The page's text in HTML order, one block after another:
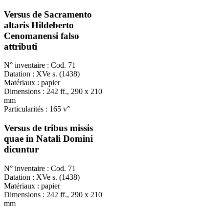
Versus de Sacramento
altaris Hildeberto
Cenomanensi falso
attributi
N° inventaire : Cod. 71
Datation : XVe s. (1438)
Matériaux : papier
Dimensions : 242 ff., 290 x 210
mm
Particularités : 165 v°
Versus de tribus missis
quae in Natali Domini
dicuntur
N° inventaire : Cod. 71
Datation : XVe s. (1438)
Matériaux : papier
Dimensions : 242 ff., 290 x 210
mm